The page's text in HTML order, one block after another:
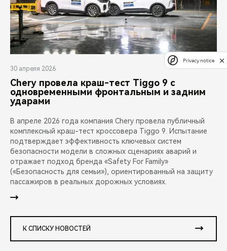
30 апреля 2026
Chery провела краш-тест Tiggo 9 с
одновременными фронтальным и задним
ударами
В апреле 2026 года компания Chery провела публичный
комплексный краш-тест кроссовера Tiggo 9. Испытание
подтверждает эффективность ключевых систем
безопасности модели в сложных сценариях аварий и
отражает подход бренда «Safety For Family»
(«Безопасность для семьи»), ориентированный на защиту
пассажиров в реальных дорожных условиях.
К СПИСКУ НОВОСТЕЙ
Privacy notice